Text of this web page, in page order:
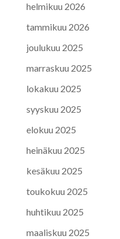
helmikuu 2026
tammikuu 2026
joulukuu 2025
marraskuu 2025
lokakuu 2025
syyskuu 2025
elokuu 2025
heinäkuu 2025
kesäkuu 2025
toukokuu 2025
huhtikuu 2025
maaliskuu 2025